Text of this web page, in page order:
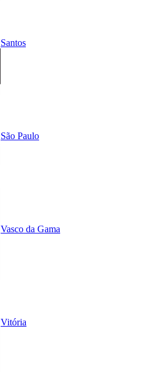
Santos
São Paulo
Vasco da Gama
Vitória